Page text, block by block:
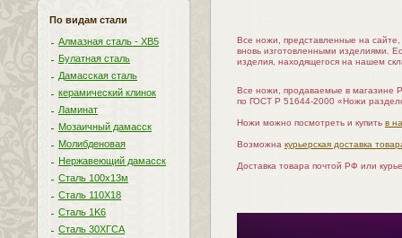
По видам стали
Алмазная сталь - ХВ5
Булатная сталь
Дамасская сталь
керамический клинок
Ламинат
Мозаичный дамасск
Молибденовая
Нержавеющий дамасск
Сталь 100х13м
Сталь 110Х18
Сталь 1K6
Сталь 30ХГСА
Все ножи, представленные на
вновь изготовленными изделиями.
изделия, находящегося на нашем
Все ножи, продаваемые в магазине
по ГОСТ Р 51644-2000 «Ножи
Ножи можно посмотреть и купить в
Возможна курьерская доставка
Доставка товара почтой РФ или